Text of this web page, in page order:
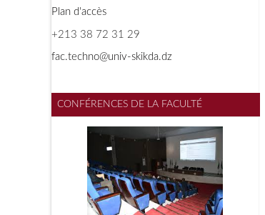
Plan d'accès
+213 38 72 31 29
fac.techno@univ-skikda.dz
CONFÉRENCES DE LA FACULTÉ